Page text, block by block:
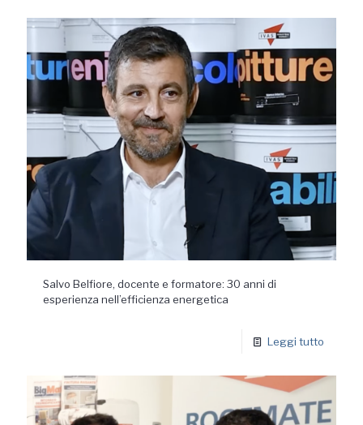
Salvo Belfiore, docente e formatore: 30 anni di
esperienza nell’efficienza energetica
Leggi tutto